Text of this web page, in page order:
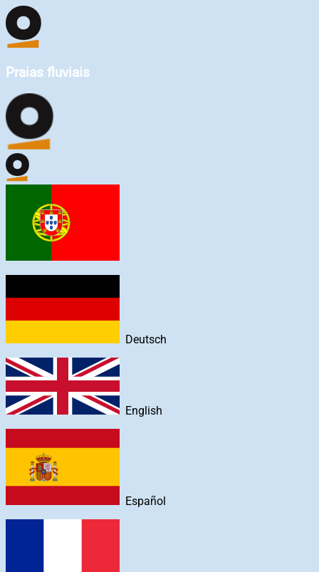
Praias fluviais
Deutsch
English
Español